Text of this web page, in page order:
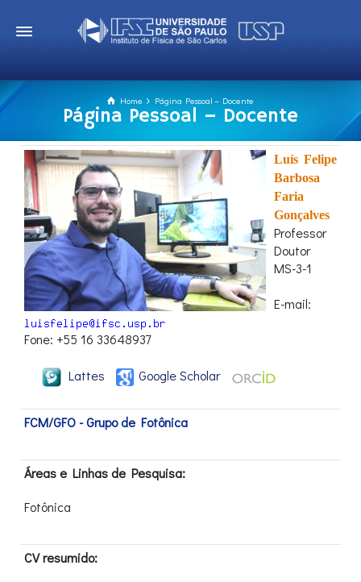
Home Página Pessoal – Docente
Página Pessoal – Docente
Luís Felipe
Barbosa
Faria
Gonçalves
Professor
Doutor
MS-3-1
E-mail:
Fone: +55 16 33648937
Lattes Google Scholar
FCM/GFO - Grupo de Fotônica
Áreas e Linhas de Pesquisa:
Fotônica
CV resumido: